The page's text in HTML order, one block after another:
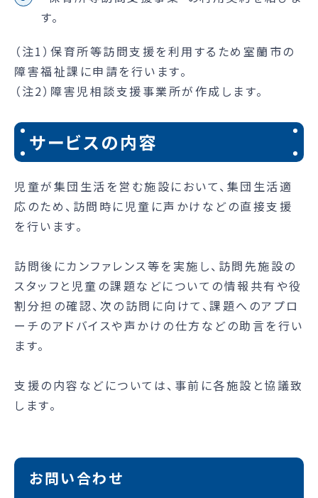
す。
（注1）保育所等訪問支援を利用するため室蘭市の
障害福祉課に申請を行います。
（注2）障害児相談支援事業所が作成します。
サービスの内容
児童が集団生活を営む施設において、集団生活適
応のため、訪問時に児童に声かけなどの直接支援
を行います。
訪問後にカンファレンス等を実施し、訪問先施設の
スタッフと児童の課題などについての情報共有や役
割分担の確認、次の訪問に向けて、課題へのアプロ
ーチのアドバイスや声かけの仕方などの助言を行い
ます。
支援の内容などについては、事前に各施設と協議致
します。
お問い合わせ